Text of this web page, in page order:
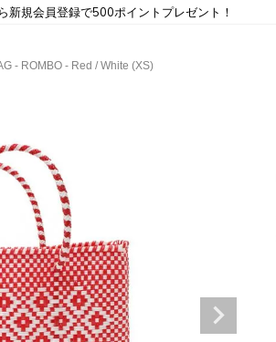
新規会員登録で500ポイントプレゼント！
- ROMBO - Red / White (XS)